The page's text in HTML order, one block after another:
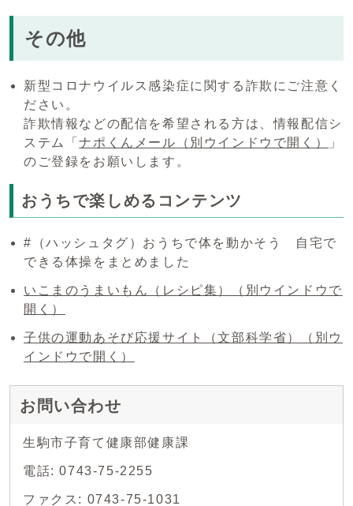
その他
新型コロナウイルス感染症に関する詐欺にご注意く
ださい。
詐欺情報などの配信を希望される方は、情報配信シ
ステム「ナポくんメール （別ウインドウで開く）
」
のご登録をお願いします。
おうちで楽しめるコンテンツ
#（ハッシュタグ）おうちで体を動かそう 自宅で
できる体操をまとめました
いこまのうまいもん（レシピ集）
（別ウインドウで
開く）
子供の運動あそび応援サイト（文部科学省）
（別ウ
インドウで開く）
お問い合わせ
生駒市子育て健康部健康課
電話: 0743-75-2255
ファクス: 0743-75-1031